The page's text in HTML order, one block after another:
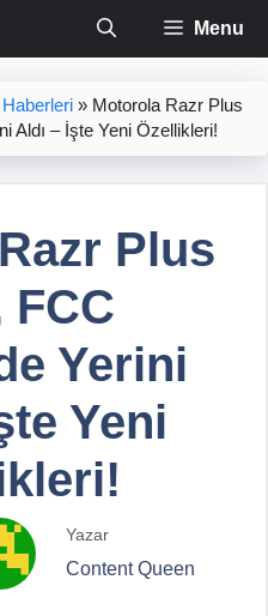
Menu
» Motorola Razr Plus
Aldı – İşte Yeni Özellikleri!
Plus
FCC
Yerini
Yeni
Yazar
Content Queen